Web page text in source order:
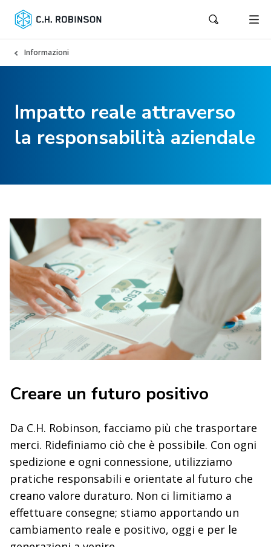
Informazioni
Impatto reale attraverso
la responsabilità aziendale
Creare un futuro positivo
Da C.H. Robinson, facciamo più che trasportare
merci. Ridefiniamo ciò che è possibile. Con ogni
spedizione e ogni connessione, utilizziamo
pratiche responsabili e orientate al futuro che
creano valore duraturo. Non ci limitiamo a
effettuare consegne; stiamo apportando un
cambiamento reale e positivo, oggi e per le